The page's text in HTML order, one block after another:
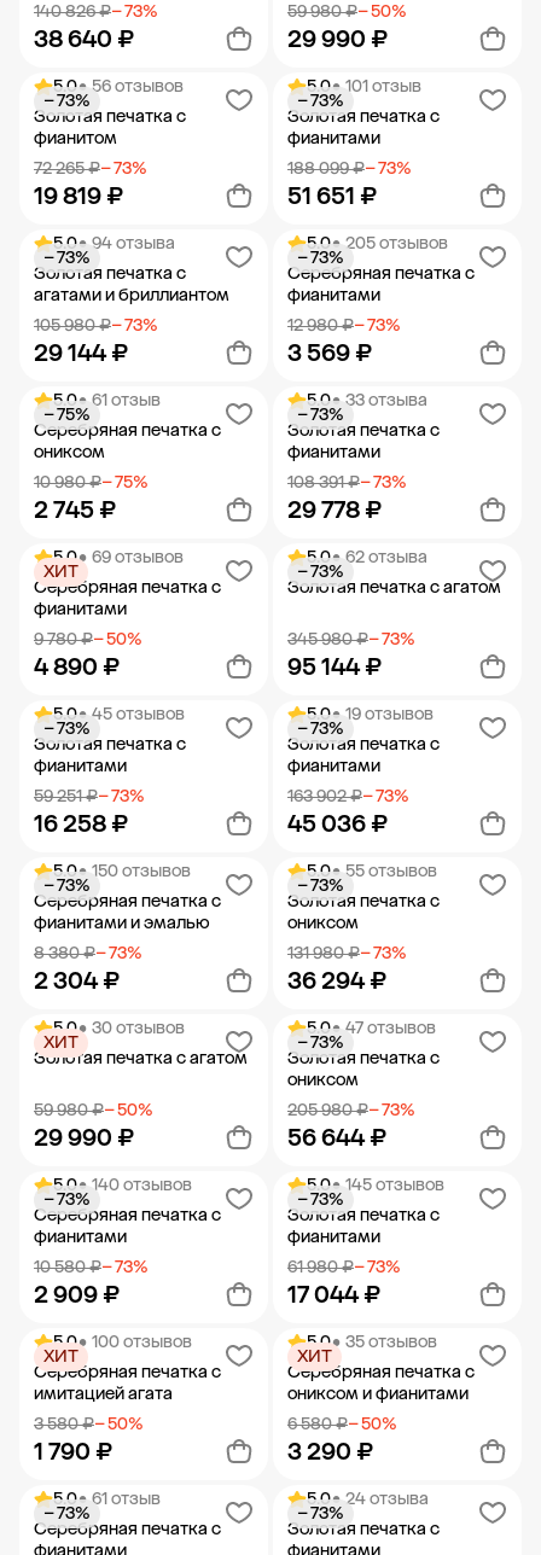
140 826 ₽− 73%
38 640 ₽
Добавить в корзину
59 980 ₽− 50%
29 990 ₽
Добавить в корзину
5.0• 56 отзывов
Золотая печатка с
фианитом
72 265 ₽− 73%
19 819 ₽
− 73%
Добавить в корзину
5.0• 101 отзыв
Золотая печатка с
фианитами
188 099 ₽− 73%
51 651 ₽
− 73%
Добавить в корзину
5.0• 94 отзыва
Золотая печатка с
агатами и бриллиантом
105 980 ₽− 73%
29 144 ₽
− 73%
Добавить в корзину
5.0• 205 отзывов
Серебряная печатка с
фианитами
12 980 ₽− 73%
3 569 ₽
− 73%
Добавить в корзину
5.0• 61 отзыв
Серебряная печатка с
ониксом
10 980 ₽− 75%
2 745 ₽
− 75%
Добавить в корзину
5.0• 33 отзыва
Золотая печатка с
фианитами
108 391 ₽− 73%
29 778 ₽
− 73%
Добавить в корзину
5.0• 69 отзывов
Серебряная печатка с
фианитами
9 780 ₽− 50%
4 890 ₽
ХИТ
Добавить в корзину
5.0• 62 отзыва
Золотая печатка с агатом
345 980 ₽− 73%
95 144 ₽
− 73%
Добавить в корзину
5.0• 45 отзывов
Золотая печатка с
фианитами
59 251 ₽− 73%
16 258 ₽
− 73%
Добавить в корзину
5.0• 19 отзывов
Золотая печатка с
фианитами
163 902 ₽− 73%
45 036 ₽
− 73%
Добавить в корзину
5.0• 150 отзывов
Серебряная печатка с
фианитами и эмалью
8 380 ₽− 73%
2 304 ₽
− 73%
Добавить в корзину
5.0• 55 отзывов
Золотая печатка с
ониксом
131 980 ₽− 73%
36 294 ₽
− 73%
Добавить в корзину
5.0• 30 отзывов
Золотая печатка с агатом
59 980 ₽− 50%
29 990 ₽
ХИТ
Добавить в корзину
5.0• 47 отзывов
Золотая печатка с
ониксом
205 980 ₽− 73%
56 644 ₽
− 73%
Добавить в корзину
5.0• 140 отзывов
Серебряная печатка с
фианитами
10 580 ₽− 73%
2 909 ₽
− 73%
Добавить в корзину
5.0• 145 отзывов
Золотая печатка с
фианитами
61 980 ₽− 73%
17 044 ₽
− 73%
Добавить в корзину
5.0• 100 отзывов
Серебряная печатка с
имитацией агата
3 580 ₽− 50%
1 790 ₽
ХИТ
Добавить в корзину
5.0• 35 отзывов
Серебряная печатка с
ониксом и фианитами
6 580 ₽− 50%
3 290 ₽
ХИТ
Добавить в корзину
5.0• 61 отзыв
Серебряная печатка с
фианитами
− 73%
5.0• 24 отзыва
Золотая печатка с
фианитами
− 73%